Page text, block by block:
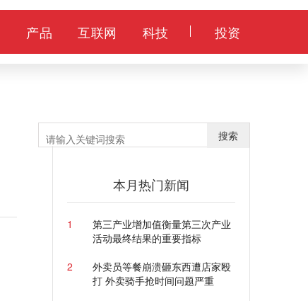
产品 互联网 科技 投资
搜索
本月热门新闻
1
第三产业增加值衡量第三次产业
活动最终结果的重要指标
2
外卖员等餐崩溃砸东西遭店家殴
打 外卖骑手抢时间问题严重